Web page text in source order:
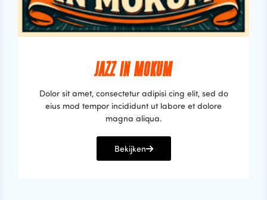
JAZZ IN MOKUM
Dolor sit amet, consectetur adipisi cing elit, sed do
eius mod tempor incididunt ut labore et dolore
magna aliqua.
Bekijken